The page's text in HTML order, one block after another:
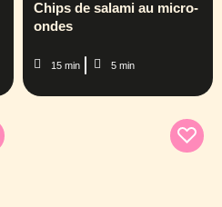
Chips de salami au micro-
ondes
15 min 5 min